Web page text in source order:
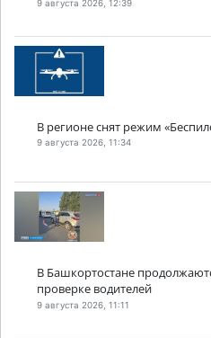
9 августа 2026, 12:39
В регионе снят режим
9 августа 2026, 11:34
В Башкортостане
проверке водителей
9 августа 2026, 11:11